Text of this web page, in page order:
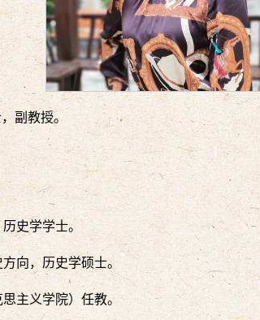
副教授。
史学学士。
向，历史学硕士。
主义学院）任教。